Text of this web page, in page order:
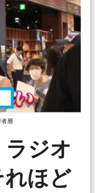
者層
ジオ
れほど